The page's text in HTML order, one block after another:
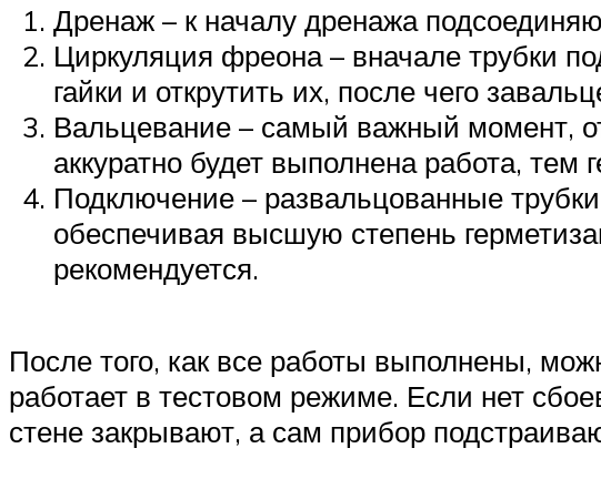
Дренаж – к началу дренажа
Циркуляция фреона – вначале трубки
гайки и открутить их, после чего
Вальцевание – самый важный момент,
аккуратно будет выполнена работа, тем
Подключение – развальцованные
обеспечивая высшую степень
рекомендуется.
После того, как все работы выполнены,
работает в тестовом режиме. Если нет
стене закрывают, а сам прибор